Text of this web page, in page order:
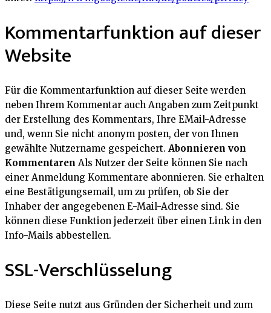
Kommentarfunktion auf dieser
Website
Für die Kommentarfunktion auf dieser Seite werden
neben Ihrem Kommentar auch Angaben zum Zeitpunkt
der Erstellung des Kommentars, Ihre EMail-Adresse
und, wenn Sie nicht anonym posten, der von Ihnen
gewählte Nutzername gespeichert. Abonnieren von
Kommentaren Als Nutzer der Seite können Sie nach
einer Anmeldung Kommentare abonnieren. Sie erhalten
eine Bestätigungsemail, um zu prüfen, ob Sie der
Inhaber der angegebenen E-Mail-Adresse sind. Sie
können diese Funktion jederzeit über einen Link in den
Info-Mails abbestellen.
SSL-Verschlüsselung
Diese Seite nutzt aus Gründen der Sicherheit und zum